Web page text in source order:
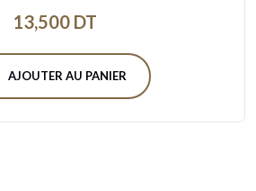
13,500 DT
AJOUTER AU PANIER